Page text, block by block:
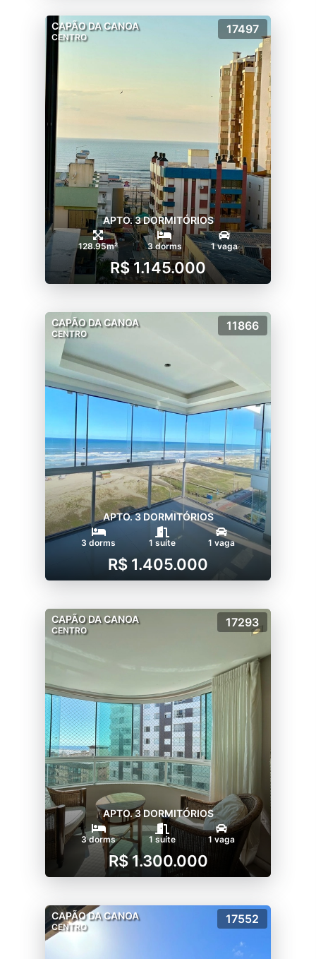
CAPÃO DA CANOA
CENTRO
17497
APTO. 3 DORMITÓRIOS
128.95m² 3 dorms 1 vaga
R$ 1.145.000
CAPÃO DA CANOA
CENTRO
11866
APTO. 3 DORMITÓRIOS
3 dorms 1 suíte 1 vaga
R$ 1.405.000
CAPÃO DA CANOA
CENTRO
17293
APTO. 3 DORMITÓRIOS
3 dorms 1 suíte 1 vaga
R$ 1.300.000
CAPÃO DA CANOA
CENTRO
17552